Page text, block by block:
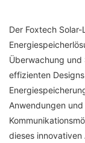
Der Foxtech
Überwachung und
effizienten
Anwendungen
dieses